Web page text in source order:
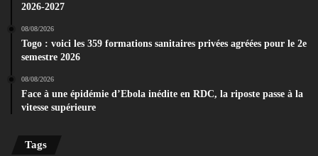
2026-2027
08/08/2026
Togo : voici les 359 formations sanitaires privées agréées pour le 2e
semestre 2026
08/08/2026
Face à une épidémie d’Ebola inédite en RDC, la riposte passe à la
vitesse supérieure
Tags